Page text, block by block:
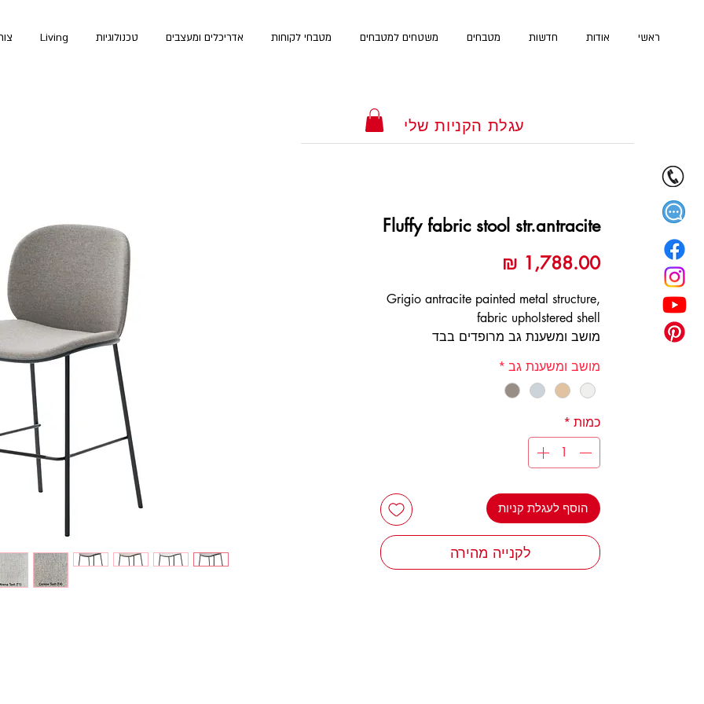
ראשי אודות חדשות מטבחים משטחים למטבחים מטבחי לקוחות אדריכלים ומעצבים טכנולוגיות Living לקניות באתר
Fluffy fabric stool str.antracite
Grigio antracite painted metal structure,
fabric upholstered shell
מושב ומשענת גב מרופדים בבד
מושב ומשענת גב *
כמות *
הוסף לעגלת קניות
לקנייה מהירה
עגלת הקניות שלי